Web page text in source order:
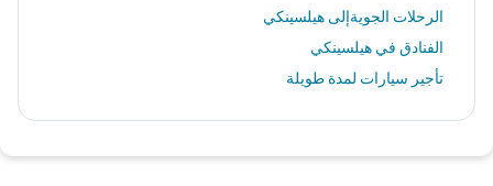
الرحلات الجويةإلى هيلسينكي
الفنادق في هيلسينكي
تأجير سيارات لمدة طويلة